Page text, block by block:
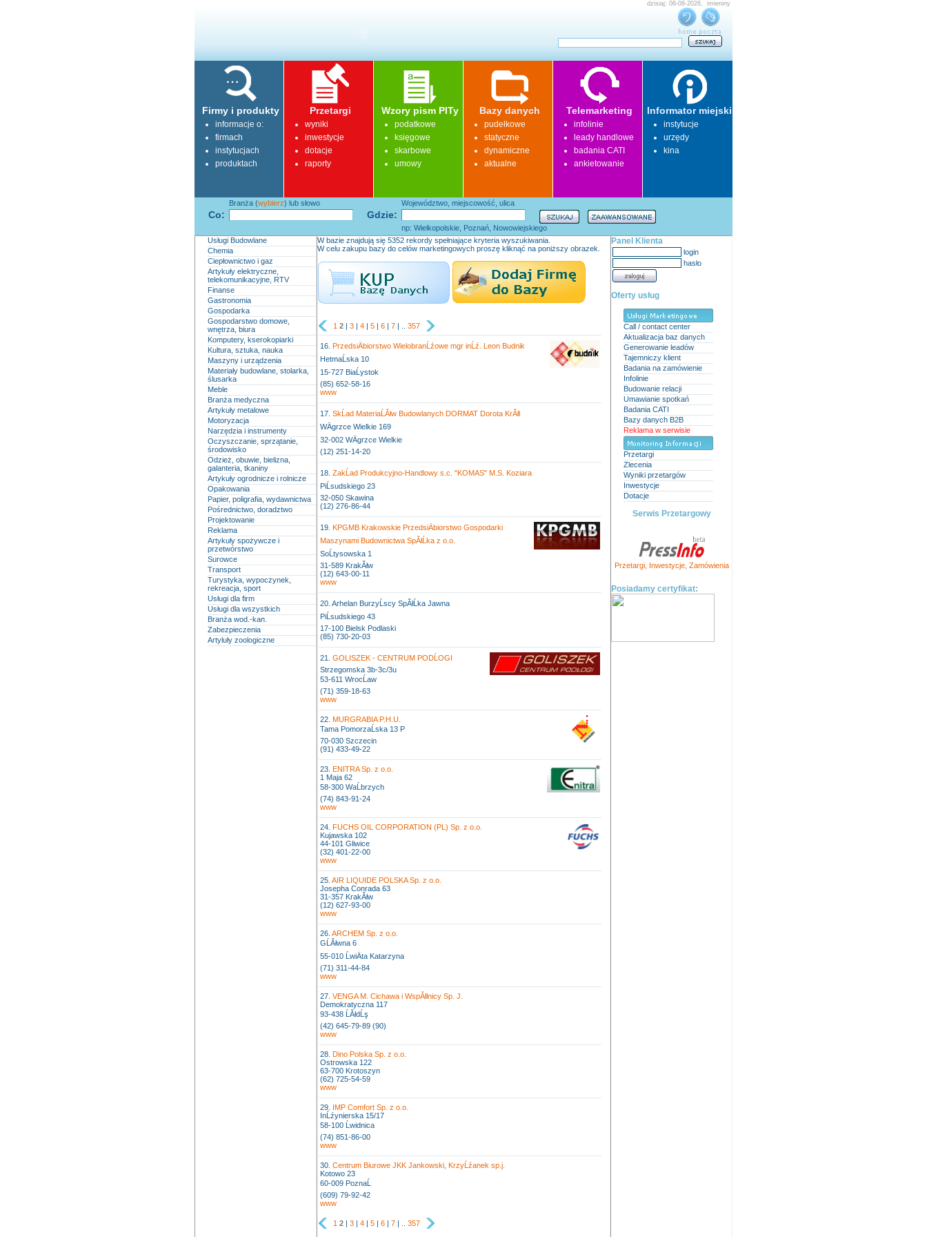
dzisiaj: 08-08-2026, imieniny
Firmy i produkty
informacje o:
firmach
instytucjach
produktach
Przetargi
wyniki
inwestycje
dotacje
raporty
Wzory pism PITy
podatkowe
księgowe
skarbowe
umowy
Bazy danych
pudełkowe
statyczne
dynamiczne
aktualne
Telemarketing
infolinie
leady handlowe
badania CATI
ankietowanie
Informator miejski
instytucje
urzędy
kina
Co: Gdzie:
Branża (wybierz) lub słowo Województwo, miejscowość, ulica
np: Wielkopolskie, Poznań, Nowowiejskiego
Usługi Budowlane
Chemia
Ciepłownictwo i gaz
Artykuły elektryczne,
telekomunikacyjne, RTV
Finanse
Gastronomia
Gospodarka
Gospodarstwo domowe,
wnętrza, biura
Komputery, kserokopiarki
Kultura, sztuka, nauka
Maszyny i urządzenia
Materiały budowlane, stolarka,
ślusarka
Meble
Branża medyczna
Artykuły metalowe
Motoryzacja
Narzędzia i instrumenty
Oczyszczanie, sprzątanie,
środowisko
Odzież, obuwie, bielizna,
galanteria, tkaniny
Artykuły ogrodnicze i rolnicze
Opakowania
Papier, poligrafia, wydawnictwa
Pośrednictwo, doradztwo
Projektowanie
Reklama
Artykuły spożywcze i
przetwórstwo
Surowce
Transport
Turystyka, wypoczynek,
rekreacja, sport
Usługi dla firm
Usługi dla wszystkich
Branża wod.-kan.
Zabezpieczenia
Artyluły zoologiczne
W bazie znajdują się 5352 rekordy spełniające kryteria wyszukiwania.
W celu zakupu bazy do celów marketingowych proszę kliknąć na poniższy obrazek.
1 2 | 3 | 4 | 5 | 6 | 7 | .. 357
16. PrzedsiÄbiorstwo WielobranĹźowe mgr inĹź. Leon Budnik
HetmaĹska 10
15-727 BiaĹystok
(85) 652-58-16
www
17. SkĹad MateriaĹĂłw Budowlanych DORMAT Dorota KrĂłl
WÄgrzce Wielkie 169
32-002 WÄgrzce Wielkie
(12) 251-14-20
18. ZakĹad Produkcyjno-Handlowy s.c. "KOMAS" M.S. Koziara
PiĹsudskiego 23
32-050 Skawina
(12) 276-86-44
19. KPGMB Krakowskie PrzedsiÄbiorstwo Gospodarki
Maszynami Budownictwa SpĂłĹka z o.o.
SoĹtysowska 1
31-589 KrakĂłw
(12) 643-00-11
www
20. Arhelan BurzyĹscy SpĂłĹka Jawna
PiĹsudskiego 43
17-100 Bielsk Podlaski
(85) 730-20-03
21. GOLISZEK - CENTRUM PODĹOGI
Strzegomska 3b-3c/3u
53-611 WrocĹaw
(71) 359-18-63
www
22. MURGRABIA P.H.U.
Tama PomorzaĹska 13 P
70-030 Szczecin
(91) 433-49-22
23. ENITRA Sp. z o.o.
1 Maja 62
58-300 WaĹbrzych
(74) 843-91-24
www
24. FUCHS OIL CORPORATION (PL) Sp. z o.o.
Kujawska 102
44-101 Gliwice
(32) 401-22-00
www
25. AIR LIQUIDE POLSKA Sp. z o.o.
Josepha Conrada 63
31-357 KrakĂłw
(12) 627-93-00
www
26. ARCHEM Sp. z o.o.
GĹĂłwna 6
55-010 ĹwiÄta Katarzyna
(71) 311-44-84
www
27. VENGA M. Cichawa i WspĂłlnicy Sp. J.
Demokratyczna 117
93-438 ĹĂłdĹş
(42) 645-79-89 (90)
www
28. Dino Polska Sp. z o.o.
Ostrowska 122
63-700 Krotoszyn
(62) 725-54-59
www
29. IMP Comfort Sp. z o.o.
InĹźynierska 15/17
58-100 Ĺwidnica
(74) 851-86-00
www
30. Centrum Biurowe JKK Jankowski, KrzyĹźanek sp.j.
Kotowo 23
60-009 PoznaĹ
(609) 79-92-42
www
1 2 | 3 | 4 | 5 | 6 | 7 | .. 357
Panel Klienta
login
hasło
Oferty usług
Call / contact center
Aktualizacja baz danych
Generowanie leadów
Tajemniczy klient
Badania na zamówienie
Infolinie
Budowanie relacji
Umawianie spotkań
Badania CATI
Bazy danych B2B
Reklama w serwisie
Przetargi
Zlecenia
Wyniki przetargów
Inwestycje
Dotacje
Serwis Przetargowy
Przetargi, Inwestycje, Zamówienia
Posiadamy certyfikat: